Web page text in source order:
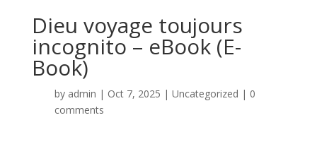
Dieu voyage toujours
incognito – eBook (E-
Book)
by admin | Oct 7, 2025 | Uncategorized | 0
comments